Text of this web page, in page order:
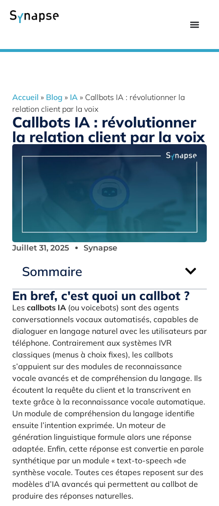
Accueil » Blog » IA » Callbots IA : révolutionner la
relation client par la voix
Callbots IA : révolutionner
la relation client par la voix
Juillet 31, 2025 Synapse
Sommaire
En bref, c'est quoi un callbot ?
Les callbots IA (ou voicebots) sont des agents
conversationnels vocaux automatisés, capables de
dialoguer en langage naturel avec les utilisateurs par
téléphone. Contrairement aux systèmes IVR
classiques (menus à choix fixes), les callbots
s’appuient sur des modules de reconnaissance
vocale avancés et de compréhension du langage. Ils
écoutent la requête du client et la transcrivent en
texte grâce à la reconnaissance vocale automatique.
Un module de compréhension du langage identifie
ensuite l’intention exprimée. Un moteur de
génération linguistique formule alors une réponse
adaptée. Enfin, cette réponse est convertie en parole
synthétique par un module « text-to-speech »de
synthèse vocale. Toutes ces étapes reposent sur des
modèles d’IA avancés qui permettent au callbot de
produire des réponses naturelles.